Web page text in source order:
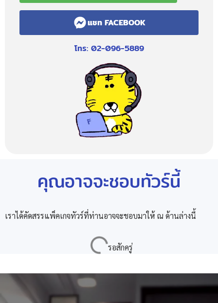
แชท FACEBOOK
โทร: 02-096-5889
คุณอาจจะชอบทัวร์นี้
เราได้คัดสรรแพ็คเกจทัวร์ที่ท่านอาจจะชอบมาให้ ณ ด้านล่างนี้